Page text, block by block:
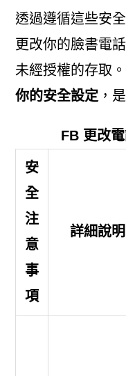
透過遵循這些安
更改你的臉書電
未經授權的存取。
你的安全設定，
FB 更改
安
全
注
意
事
項
詳細說明